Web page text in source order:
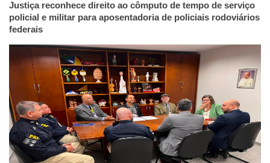
Justiça reconhece direito ao cômputo de tempo de serviço
policial e militar para aposentadoria de policiais rodoviários
federais